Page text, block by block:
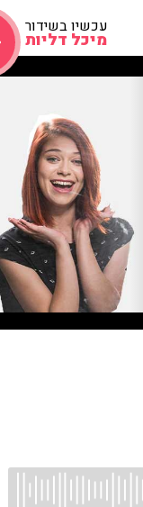
עכשיו בשידור
מיכל דליות